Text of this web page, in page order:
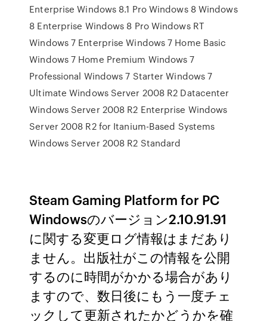
Enterprise Windows 8.1 Pro Windows 8 Windows
8 Enterprise Windows 8 Pro Windows RT
Windows 7 Enterprise Windows 7 Home Basic
Windows 7 Home Premium Windows 7
Professional Windows 7 Starter Windows 7
Ultimate Windows Server 2008 R2 Datacenter
Windows Server 2008 R2 Enterprise Windows
Server 2008 R2 for Itanium-Based Systems
Windows Server 2008 R2 Standard
Steam Gaming Platform for PC
Windowsのバージョン2.10.91.91
に関する変更ログ情報はまだあり
ません。出版社がこの情報を公開
するのに時間がかかる場合があり
ますので、数日後にもう一度チェ
ックして更新されたかどうかを確